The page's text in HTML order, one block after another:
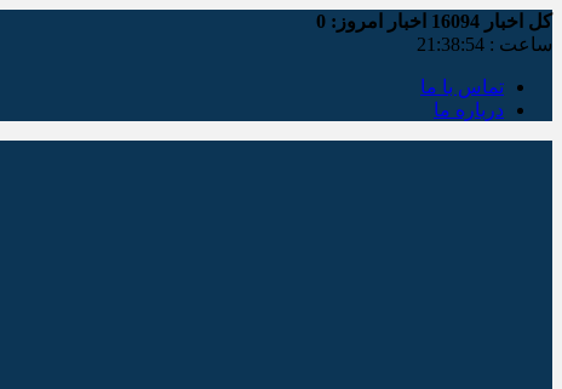
کل اخبار اخبار امروز: 0
ساعت : 21:38:54
تماس با ما
درباره ما